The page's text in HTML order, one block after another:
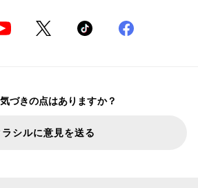
づきの点はありますか？
ラシルに意見を送る